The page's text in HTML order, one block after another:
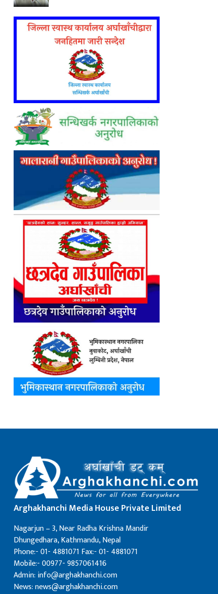
Arghakhanchi Media House Private Limited
Nagarjun – 3, Near Radha Krishna Mandir
Dhungedhara, Kathmandu, Nepal
Phone:- 01- 4881071 Fax:- 01- 4881071
Mobile:- 00977- 9857061416
Admin: info@arghakhanchi.com
News: news@arghakhanchi.com